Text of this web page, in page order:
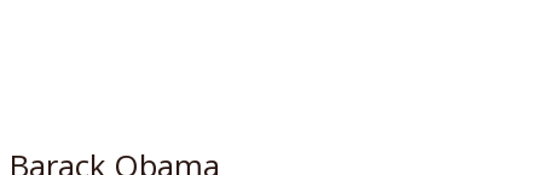
Barack Obama